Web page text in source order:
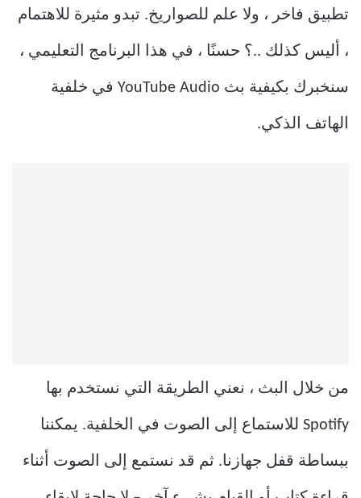
تطبيق فاخر ، ولا علم للصواريخ. تبدو مثيرة للاهتمام
، أليس كذلك ..؟ حسنًا ، في هذا البرنامج التعليمي ،
سنخبرك بكيفية بث YouTube Audio في خلفية
الهاتف الذكي.
من خلال البث ، نعني الطريقة التي نستخدم بها
Spotify للاستماع إلى الصوت في الخلفية. يمكننا
ببساطة قفل جهازنا. ثم قد نستمع إلى الصوت أثناء